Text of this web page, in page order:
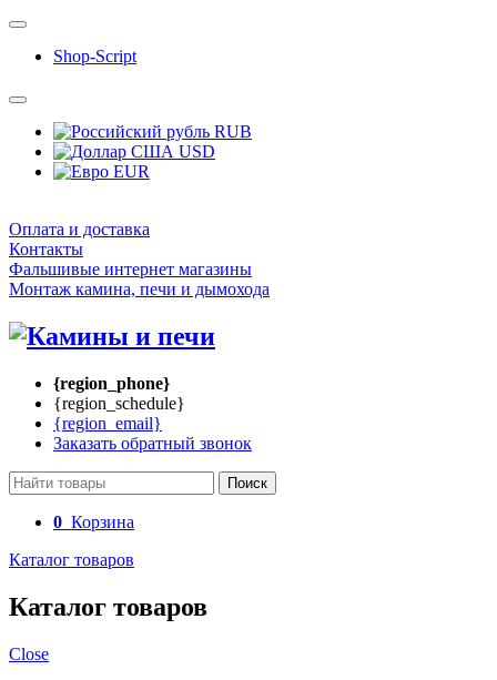
Shop-Script
RUB
USD
EUR
Оплата и доставка
Контакты
Фальшивые интернет магазины
Монтаж камина, печи и дымохода
{region_phone}
{region_schedule}
{region_email}
Заказать обратный звонок
Поиск
0 Корзина
Каталог товаров
Каталог товаров
Close